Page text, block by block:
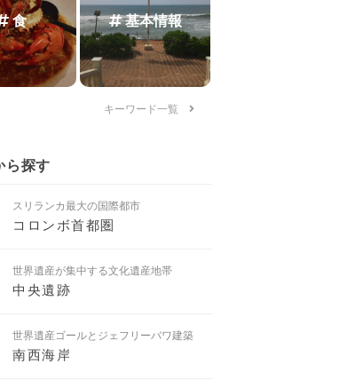
食 基本情報
キーワード一覧
ら探す
スリランカ最大の国際都市
コロンボ首都圏
世界遺産が集中する文化遺産地帯
中央遺跡
世界遺産ゴールとジェフリーバワ建築
南西海岸